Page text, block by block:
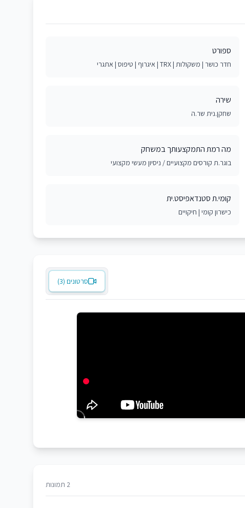
ספורט
חדר כושר | משקולות | TRX | איגרוף | טיפוס | אתגרי
שירה
שחקן.נית שר.ה
מה רמת התמקצעותך במשחק
בוגר.ת קורסים מקצועיים / ניסיון מעשי מקצועי
קומי.ת סטנדאפיסט.ית
כישרון קומי | חיקויים
סרטונים (3)
2 תמונות